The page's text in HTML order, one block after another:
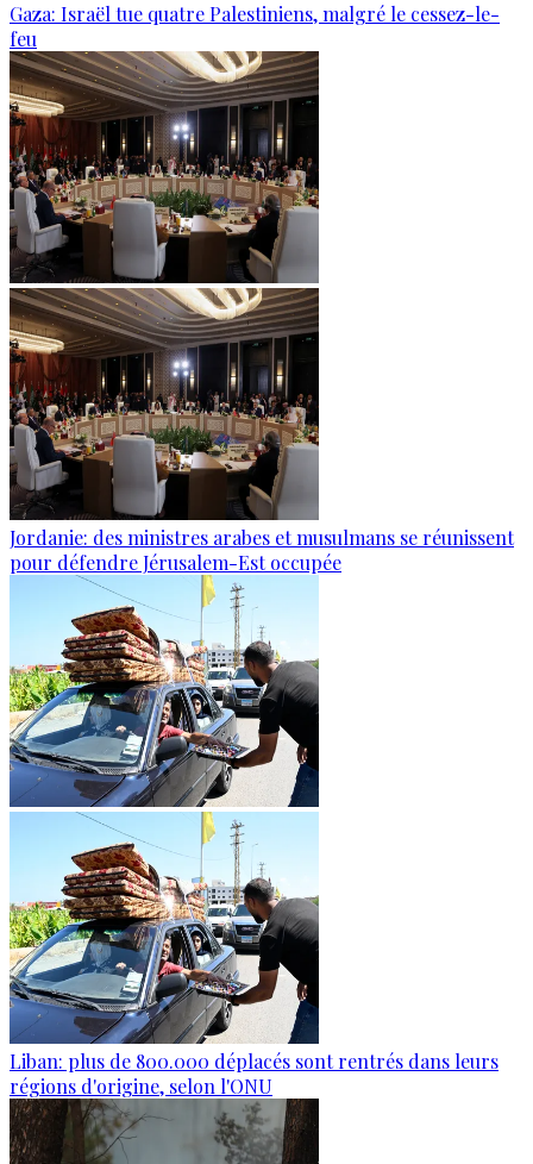
Gaza: Israël tue quatre Palestiniens, malgré le cessez-le-
feu
Jordanie: des ministres arabes et musulmans se réunissent
pour défendre Jérusalem-Est occupée
Liban: plus de 800.000 déplacés sont rentrés dans leurs
régions d'origine, selon l'ONU